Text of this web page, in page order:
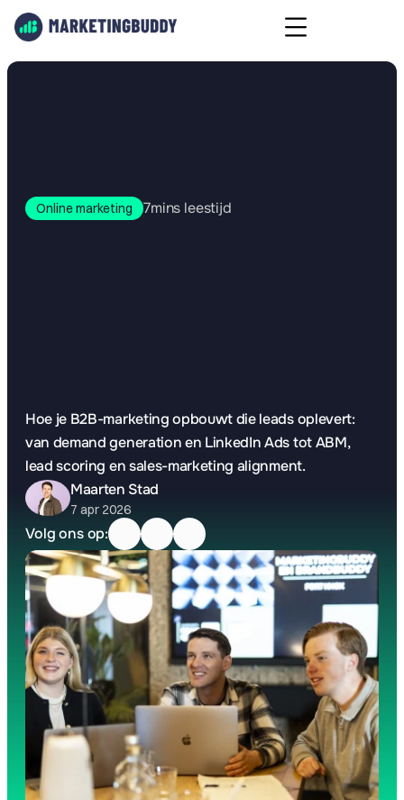
Online marketing 7mins leestijd
Hoe je B2B-marketing opbouwt die leads oplevert:
van demand generation en LinkedIn Ads tot ABM,
lead scoring en sales-marketing alignment.
Maarten Stad
7 apr 2026
Volg ons op: